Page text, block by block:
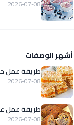
2026-07-08
أشهر الوصفات
طريقة عمل
2026-07-08
طريقة عمل
2026-07-08